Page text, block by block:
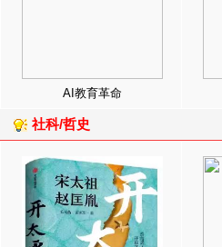
AI教育革命
社科/哲史